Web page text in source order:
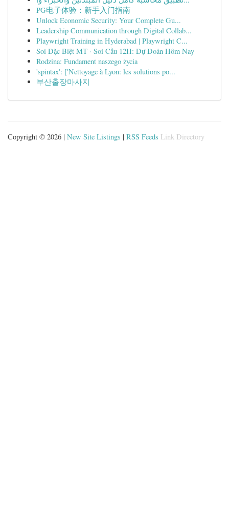
PG电子体验：新手入门指南
Unlock Economic Security: Your Complete Gu...
Leadership Communication through Digital Collab...
Playwright Training in Hyderabad | Playwright C...
Soi Đặc Biệt MT · Soi Cầu 12H: Dự Đoán Hôm Nay
Rodzina: Fundament naszego życia
'spintax': ['Nettoyage à Lyon: les solutions po...
부산출장마사지
Copyright © 2026 | New Site Listings | RSS Feeds Link Directory